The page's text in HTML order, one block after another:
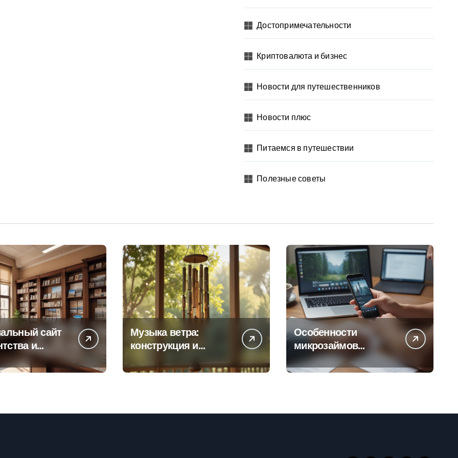
Достопримечательности
Криптовалюта и бизнес
Новости для путешественников
Новости плюс
Питаемся в путешествии
Полезные советы
сайт
и
офисов
по регионам
Музыка ветра:
конструкция и
звучания
Особенности
микрозаймов
онлайн: условия,
процентные ставки и